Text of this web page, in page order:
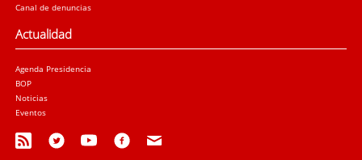
Canal de denuncias
Actualidad
Agenda Presidencia
BOP
Noticias
Eventos